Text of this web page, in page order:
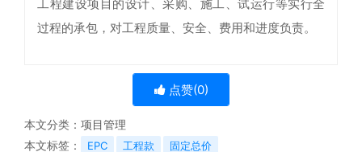
工程建设项目的设计、采购、施工、试运行等实行全
过程的承包，对工程质量、安全、费用和进度负责。
点赞(0)
本文分类： 项目管理
本文标签：
EPC 工程款 固定总价